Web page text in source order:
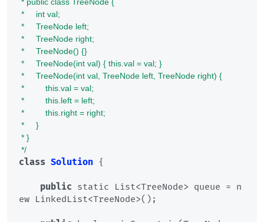
*/
class Solution {
public static List<TreeNode> queue = n
ew LinkedList<TreeNode>();